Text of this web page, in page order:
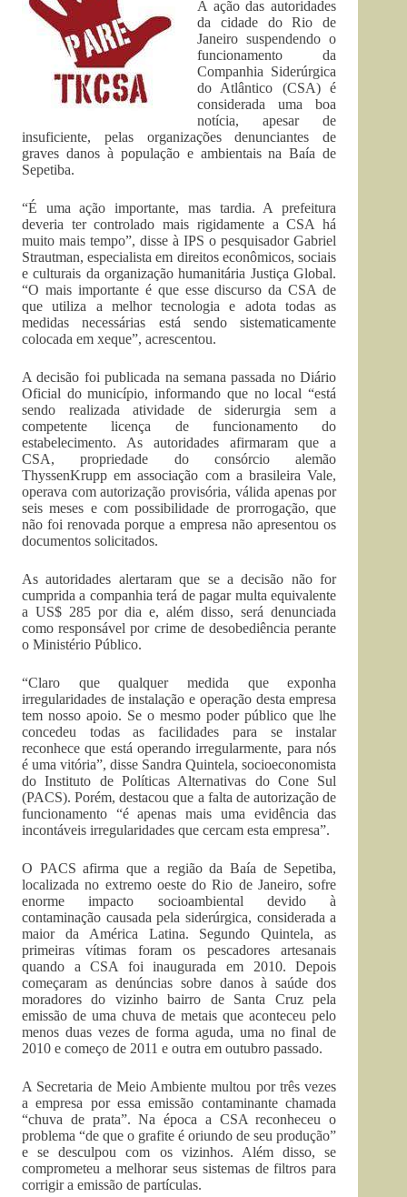
A ação das autoridades
da cidade do Rio de
Janeiro suspendendo o
funcionamento da
Companhia Siderúrgica
do Atlântico (CSA) é
considerada uma boa
notícia, apesar de
insuficiente, pelas organizações denunciantes de
graves danos à população e ambientais na Baía de
Sepetiba.
“É uma ação importante, mas tardia. A prefeitura
deveria ter controlado mais rigidamente a CSA há
muito mais tempo”, disse à IPS o pesquisador Gabriel
Strautman, especialista em direitos econômicos, sociais
e culturais da organização humanitária Justiça Global.
“O mais importante é que esse discurso da CSA de
que utiliza a melhor tecnologia e adota todas as
medidas necessárias está sendo sistematicamente
colocada em xeque”, acrescentou.
A decisão foi publicada na semana passada no Diário
Oficial do município, informando que no local “está
sendo realizada atividade de siderurgia sem a
competente licença de funcionamento do
estabelecimento. As autoridades afirmaram que a
CSA, propriedade do consórcio alemão
ThyssenKrupp em associação com a brasileira Vale,
operava com autorização provisória, válida apenas por
seis meses e com possibilidade de prorrogação, que
não foi renovada porque a empresa não apresentou os
documentos solicitados.
As autoridades alertaram que se a decisão não for
cumprida a companhia terá de pagar multa equivalente
a US$ 285 por dia e, além disso, será denunciada
como responsável por crime de desobediência perante
o Ministério Público.
“Claro que qualquer medida que exponha
irregularidades de instalação e operação desta empresa
tem nosso apoio. Se o mesmo poder público que lhe
concedeu todas as facilidades para se instalar
reconhece que está operando irregularmente, para nós
é uma vitória”, disse Sandra Quintela, socioeconomista
do Instituto de Políticas Alternativas do Cone Sul
(PACS). Porém, destacou que a falta de autorização de
funcionamento “é apenas mais uma evidência das
incontáveis irregularidades que cercam esta empresa”.
O PACS afirma que a região da Baía de Sepetiba,
localizada no extremo oeste do Rio de Janeiro, sofre
enorme impacto socioambiental devido à
contaminação causada pela siderúrgica, considerada a
maior da América Latina. Segundo Quintela, as
primeiras vítimas foram os pescadores artesanais
quando a CSA foi inaugurada em 2010. Depois
começaram as denúncias sobre danos à saúde dos
moradores do vizinho bairro de Santa Cruz pela
emissão de uma chuva de metais que aconteceu pelo
menos duas vezes de forma aguda, uma no final de
2010 e começo de 2011 e outra em outubro passado.
A Secretaria de Meio Ambiente multou por três vezes
a empresa por essa emissão contaminante chamada
“chuva de prata”. Na época a CSA reconheceu o
problema “de que o grafite é oriundo de seu produção”
e se desculpou com os vizinhos. Além disso, se
comprometeu a melhorar seus sistemas de filtros para
corrigir a emissão de partículas.